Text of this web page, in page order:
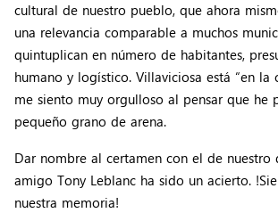
cultural de nuestro pueblo, que ahora
una relevancia comparable a muchos
quintuplican en número de habitantes,
humano y logístico. Villaviciosa está “en la
me siento muy orgulloso al pensar que
pequeño grano de arena.
Dar nombre al certamen con el de nuestro
amigo Tony Leblanc ha sido un acierto.
nuestra memoria!